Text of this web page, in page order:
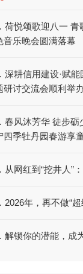
荷悦颂歌迎八一 青
音乐晚会圆满落幕
深耕信用建设·赋
研讨交流会顺利举
春风沐芳华 徒步砺
四季牡丹园春游享
从网红到“挖井人”
2026年，再不做“
解锁你的潜能，成